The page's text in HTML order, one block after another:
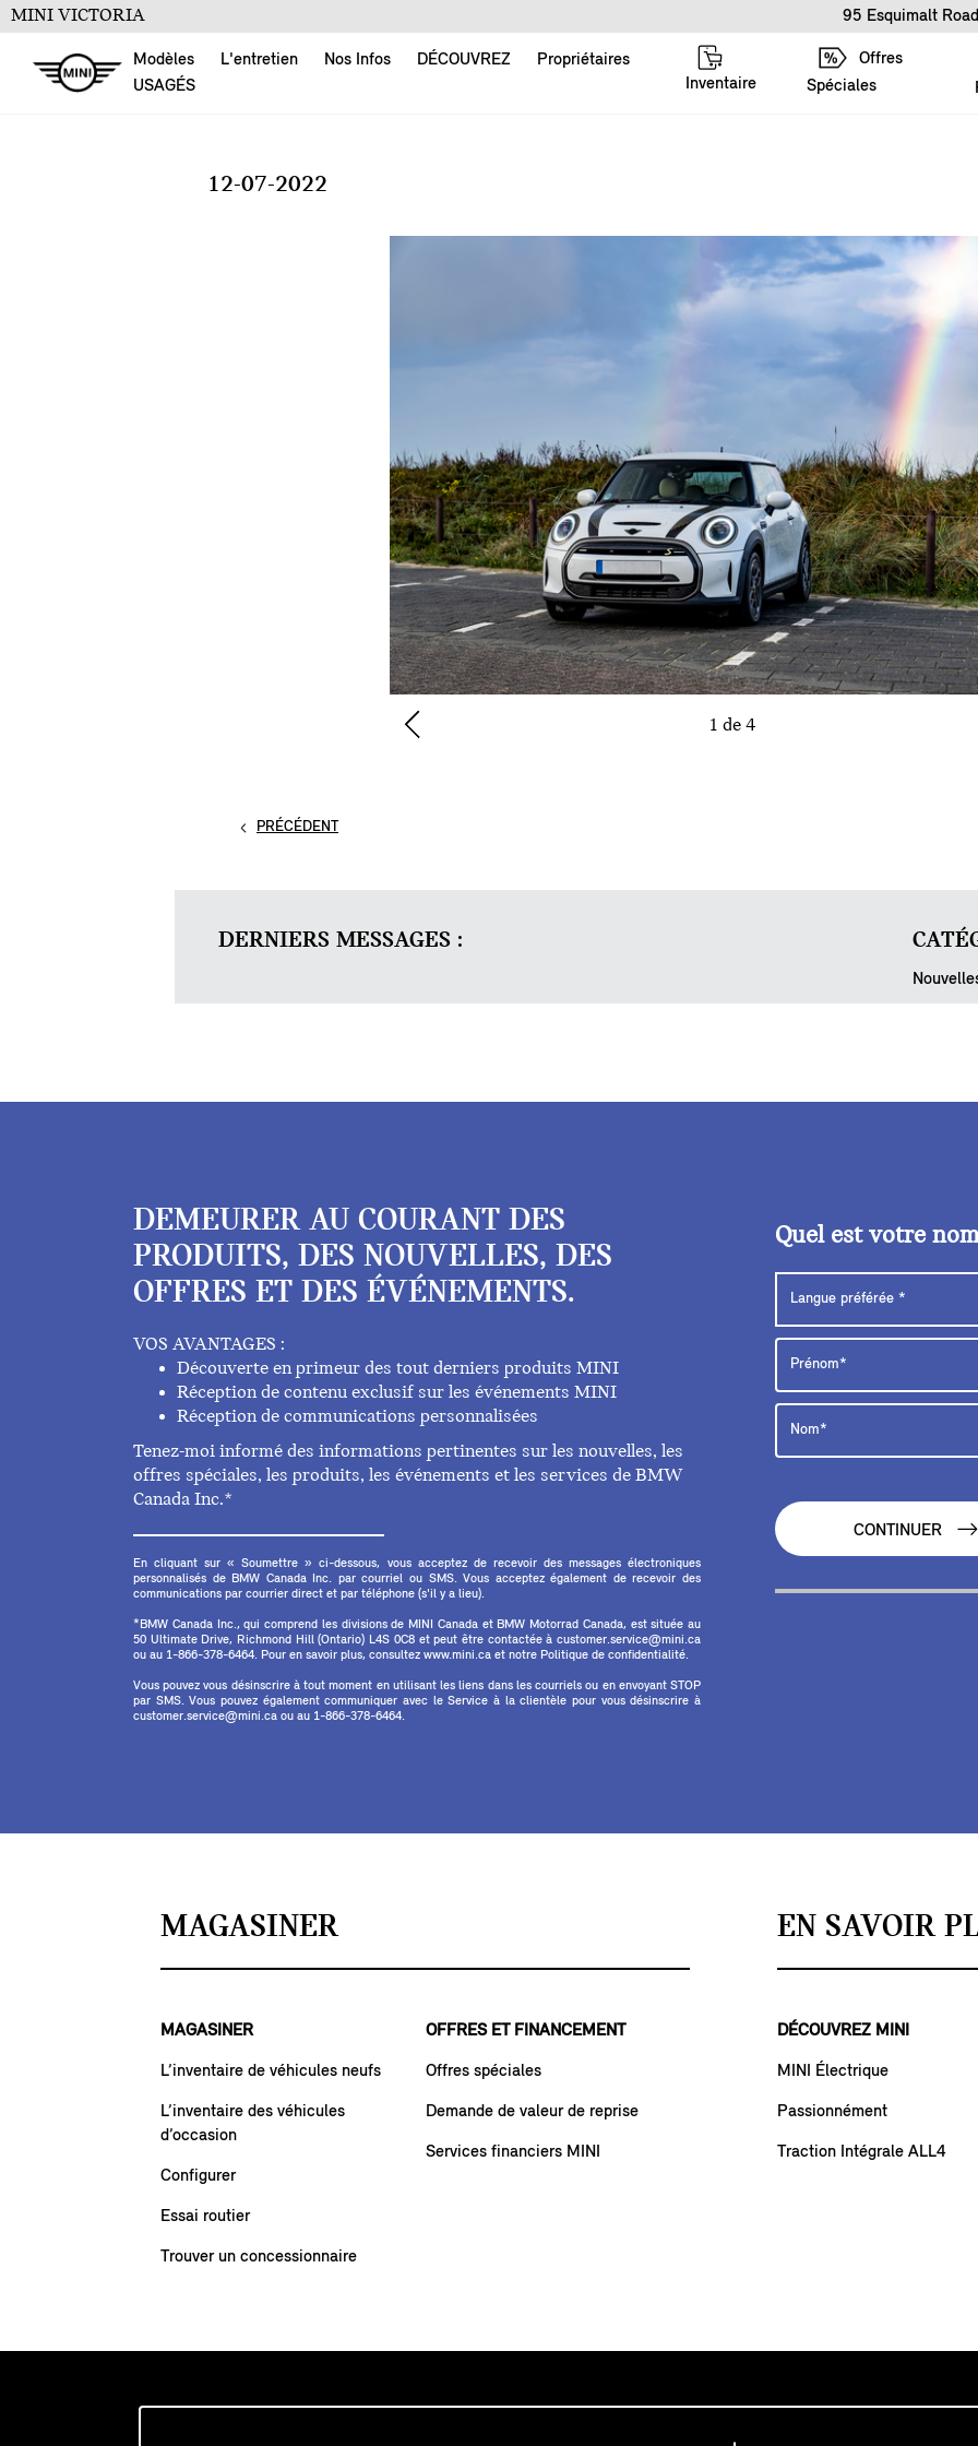
MINI VICTORIA 95 Esquimalt
Modèles L'entretien Nos Infos DÉCOUVREZ
Propriétaires
USAGÉS
Offres
Spéciales
Inventaire
12-07-2022
1 de 4
PRÉCÉDENT
DERNIERS MESSAGES :
DEMEURER AU COURANT DES
PRODUITS, DES NOUVELLES, DES
OFFRES ET DES ÉVÉNEMENTS.
VOS AVANTAGES :
Découverte en primeur des tout derniers produits MINI
Réception de contenu exclusif sur les événements MINI
Réception de communications personnalisées
Tenez-moi informé des informations pertinentes sur les nouvelles, les
offres spéciales, les produits, les événements et les services de BMW
Canada Inc.*
En cliquant sur « Soumettre » ci-dessous, vous acceptez de recevoir des messages électroniques
personnalisés de BMW Canada Inc. par courriel ou SMS. Vous acceptez également de recevoir des
communications par courrier direct et par téléphone (s'il y a lieu).
*BMW Canada Inc., qui comprend les divisions de MINI Canada et BMW Motorrad Canada, est située au
50 Ultimate Drive, Richmond Hill (Ontario) L4S 0C8 et peut être contactée à customer.service@mini.ca
ou au 1-866-378-6464. Pour en savoir plus, consultez www.mini.ca et notre Politique de confidentialité.
Vous pouvez vous désinscrire à tout moment en utilisant les liens dans les courriels ou en envoyant STOP
par SMS. Vous pouvez également communiquer avec le Service à la clientèle pour vous désinscrire à
customer.service@mini.ca ou au 1-866-378-6464.
Quel est votre
CONTINUER
MAGASINER
MAGASINER
L’inventaire de véhicules neufs
L’inventaire des véhicules
d’occasion
Configurer
Essai routier
Trouver un concessionnaire
OFFRES ET FINANCEMENT
Offres spéciales
Demande de valeur de reprise
Services financiers MINI
EN SAVOIR
DÉCOUVREZ MINI
MINI Électrique
Passionnément
Traction Intégrale ALL4